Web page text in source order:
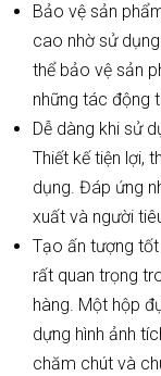
Bảo vệ sản
cao nhờ sử
thể bảo vệ sản
những tác động
Dễ dàng khi sử
Thiết kế tiện lợi,
dụng. Đáp ứng
xuất và người
Tạo ấn tượng
rất quan trọng
hàng. Một hộp
dựng hình ảnh
chăm chút và